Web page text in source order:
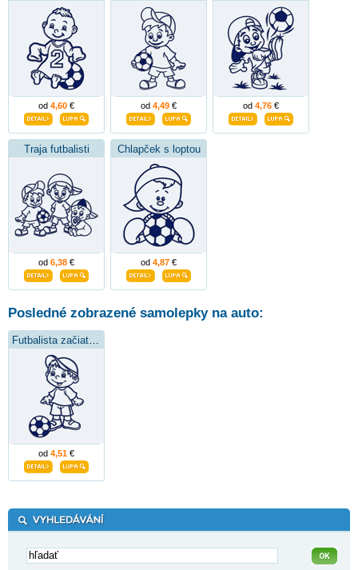
od 4,60 € od 4,49 € od 4,76 €
Traja futbalisti
od 6,38 €
Chlapček s loptou
od 4,87 €
Posledné zobrazené samolepky na auto:
Futbalista začiatočník
od 4,51 €